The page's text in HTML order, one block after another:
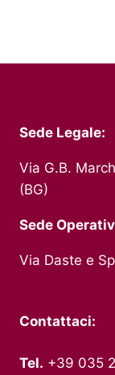
Sede Legale:
Via G.B.
(BG)
Sede
Via Daste e
Contattaci:
Tel. +39 035